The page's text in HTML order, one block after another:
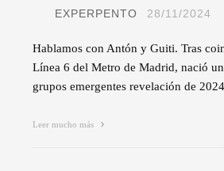
EXPERPENTO 28/11/2024
Hablamos con Antón y Guiti. Tras
Línea 6 del Metro de Madrid, nació
grupos emergentes revelación de
Leer mucho más